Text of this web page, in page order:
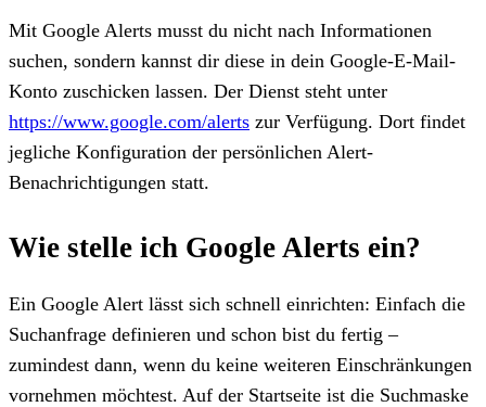
Mit Google Alerts musst du nicht nach Informationen
suchen, sondern kannst dir diese in dein Google-E-Mail-
Konto zuschicken lassen. Der Dienst steht unter
https://www.google.com/alerts zur Verfügung. Dort findet
jegliche Konfiguration der persönlichen Alert-
Benachrichtigungen statt.
Wie stelle ich Google Alerts ein?
Ein Google Alert lässt sich schnell einrichten: Einfach die
Suchanfrage definieren und schon bist du fertig –
zumindest dann, wenn du keine weiteren Einschränkungen
vornehmen möchtest. Auf der Startseite ist die Suchmaske